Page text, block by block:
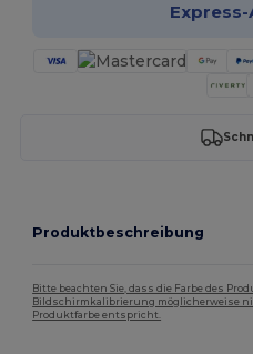
Produktbeschreibung
Bitte beachten Sie, dass die Farbe des
Bildschirmkalibrierung möglicherweise
Produktfarbe entspricht.